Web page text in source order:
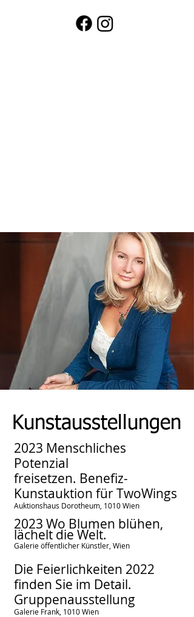
Kunstausstellungen
2023 Menschliches
Potenzial
freisetzen. Benefiz-
Kunstauktion für TwoWings
Auktionshaus Dorotheum, 1010 Wien
2023 Wo Blumen blühen,
lächelt die Welt.
Galerie öffentlicher Künstler, Wien
Die Feierlichkeiten 2022
finden Sie im Detail.
Gruppenausstellung
Galerie Frank, 1010 Wien